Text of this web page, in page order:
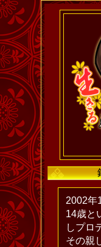
2002年
14歳と
しプロ
その親